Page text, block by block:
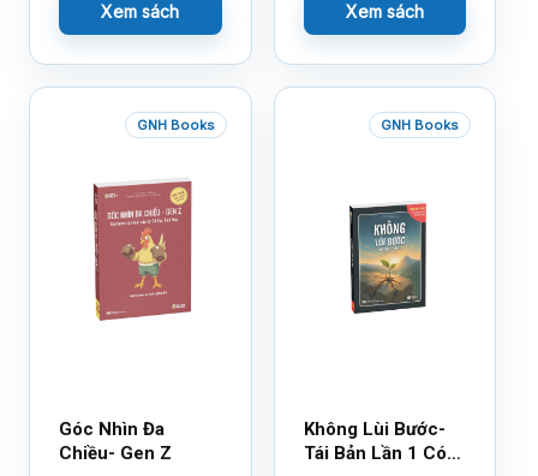
Xem sách Xem sách
GNH Books
Góc Nhìn Đa
Chiều- Gen Z
GNH Books
Không Lùi Bước-
Tái Bản Lần 1 Có